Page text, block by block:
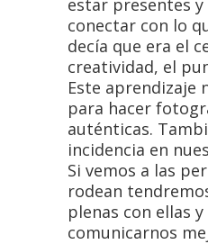
conectar con lo
decía que era el
creatividad, el
Este aprendizaje
para hacer
auténticas.
incidencia en
Si vemos a las
rodean
plenas con ellas
comunicarnos